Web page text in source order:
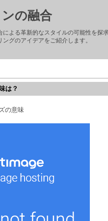
の融合
による革新的なスタイルの可能性を探
グのアイデアをご紹介します。
は？
の意味